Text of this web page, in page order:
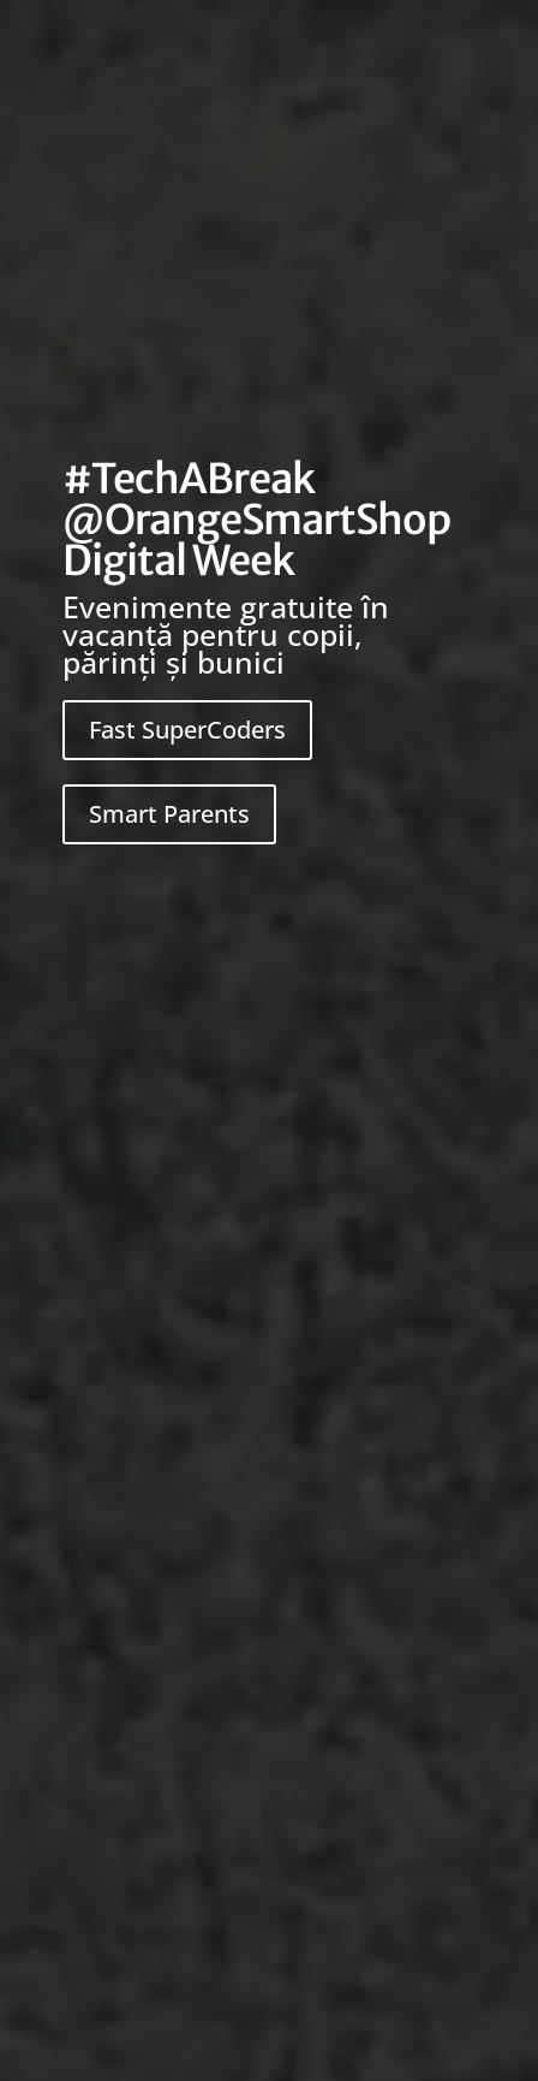
#TechABreak
@OrangeSmartShop
Digital Week
Evenimente gratuite în
vacanță pentru copii,
părinți și bunici
Fast SuperCoders
Smart Parents